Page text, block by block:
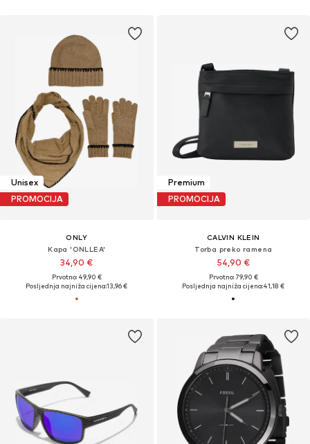
Unisex
PROMOCIJA
ONLY
Kapa 'ONLLEA'
34,90 €
Prvotno: 49,90 €
Posljednja najniža cijena:13,96 €
Premium
PROMOCIJA
CALVIN KLEIN
Torba preko ramena
54,90 €
Prvotno: 79,90 €
Posljednja najniža cijena:41,18 €